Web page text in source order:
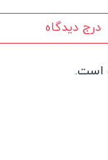
درج دیدگاه
است.